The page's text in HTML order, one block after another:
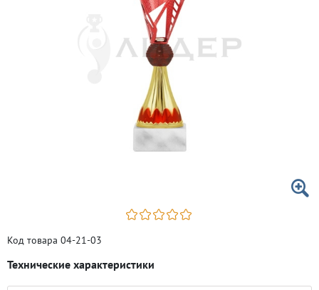
Код товара 04-21-03
Технические характеристики